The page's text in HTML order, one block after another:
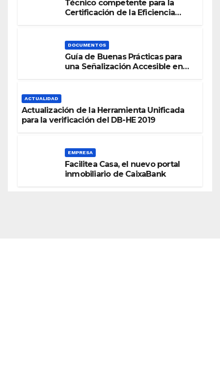
Técnico competente para la
Certificación de la Eficiencia
DOCUMENTOS
Guía de Buenas Prácticas para
una Señalización Accesible en
ACTUALIDAD
Actualización de la Herramienta Unificada
para la verificación del DB-HE 2019
EMPRESA
Facilitea Casa, el nuevo portal
inmobiliario de CaixaBank